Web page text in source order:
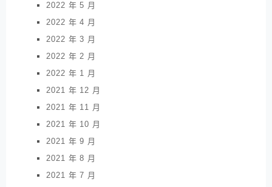
2022 年 5 月
2022 年 4 月
2022 年 3 月
2022 年 2 月
2022 年 1 月
2021 年 12 月
2021 年 11 月
2021 年 10 月
2021 年 9 月
2021 年 8 月
2021 年 7 月